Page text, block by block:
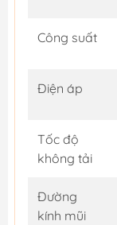
Công suất
Điện áp
Tốc độ
không tải
Đường
kính mũi